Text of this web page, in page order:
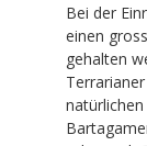
Bei der
einen
gehalten